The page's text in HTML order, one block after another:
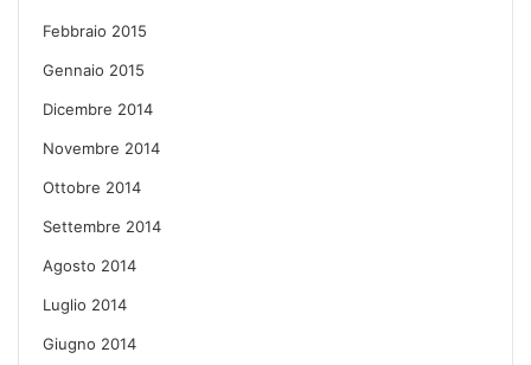
Febbraio 2015
Gennaio 2015
Dicembre 2014
Novembre 2014
Ottobre 2014
Settembre 2014
Agosto 2014
Luglio 2014
Giugno 2014